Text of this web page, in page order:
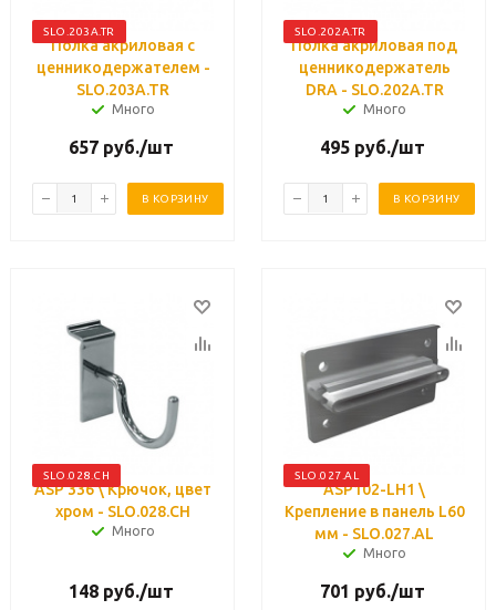
SLO.203A.TR
Полка акриловая с
ценникодержателем -
SLO.203A.TR
Много
657руб./шт
В КОРЗИНУ
SLO.202A.TR
Полка акриловая под
ценникодержатель
DRA - SLO.202A.TR
Много
495руб./шт
В КОРЗИНУ
SLO.028.CH
ASP 336 \ Крючок, цвет
хром - SLO.028.CH
Много
148руб./шт
SLO.027.AL
ASP102-LH1 \
Крепление в панель L60
мм - SLO.027.AL
Много
701 руб./шт